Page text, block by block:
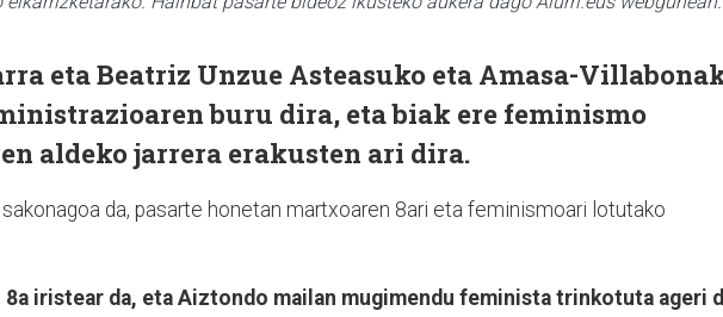
eta Beatriz Unzue Asteasuko eta Amasa-
buru dira, eta biak ere feminismo
aldeko jarrera erakusten ari dira.
sakonagoa da, pasarte honetan martxoaren 8ari eta feminismoari lotutako
8a iristear da, eta Aiztondo mailan mugimendu feminista trinkotuta ageri